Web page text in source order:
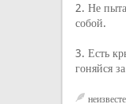
2. Не
собой.
3. Есть
гоняйся